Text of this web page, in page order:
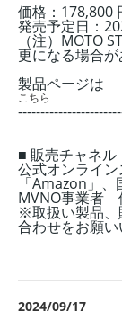
価格：178,800
発売予定日：
（注）MOTO
更になる場合が
製品ページは
こちら
■ 販売チャネル
公式オンライン
「Amazon」
MVNO事業者
※取扱い製品、
合わせをお願い
2024/09/17